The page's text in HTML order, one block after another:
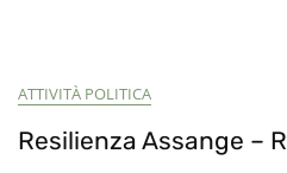
ATTIVITÀ POLITICA
Resilienza Assange –